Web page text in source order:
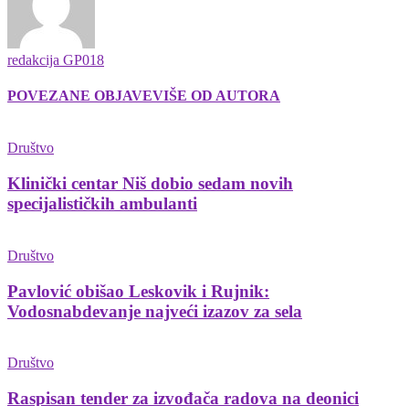
redakcija GP018
POVEZANE OBJAVEVIŠE OD AUTORA
Društvo
Klinički centar Niš dobio sedam novih
specijalističkih ambulanti
Društvo
Pavlović obišao Leskovik i Rujnik:
Vodosnabdevanje najveći izazov za sela
Društvo
Raspisan tender za izvođača radova na deonici